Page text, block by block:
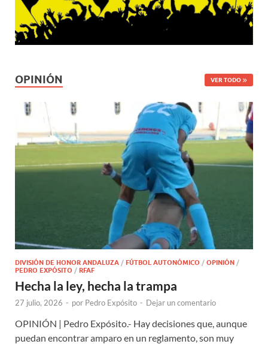
OPINIÓN VER TODO
DIVISIÓN DE HONOR ANDALUZA / FÚTBOL AUTONÓMICO / OPINIÓN /
PEDRO EXPÓSITO / RFAF
Hecha la ley, hecha la trampa
27 julio, 2026 - por Pedro Expósito - Dejar un comentario
OPINIÓN | Pedro Expósito.- Hay decisiones que, aunque
puedan encontrar amparo en un reglamento, son muy